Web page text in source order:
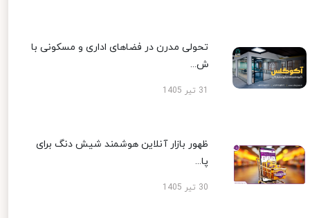
تحولی مدرن در فضاهای اداری و مسکونی با
ش...
ظهور بازار آنلاین هوشمند شیش دنگ برای
پا...
30 تیر 1405